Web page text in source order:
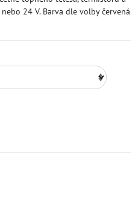
24 V. Barva dle volby červená